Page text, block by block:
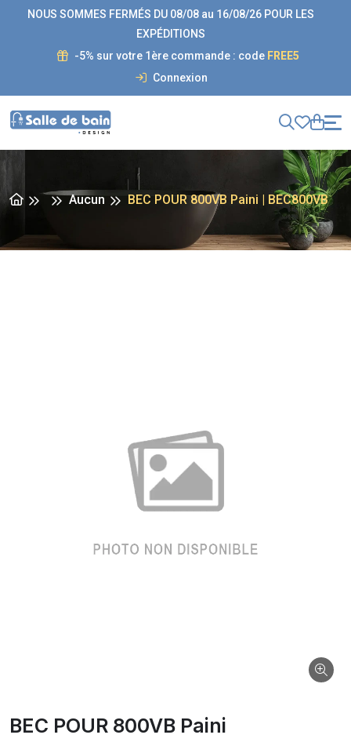
NOUS SOMMES FERMÉS DU 08/08 au 16/08/26 POUR LES
EXPÉDITIONS
-5% sur votre 1ère commande : code FREE5
Connexion
Aucun BEC POUR 800VB Paini | BEC800VB
BEC POUR 800VB Paini